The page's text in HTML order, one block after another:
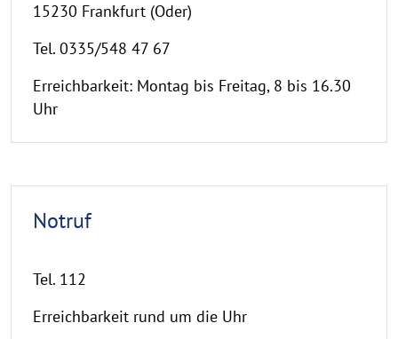
15230 Frankfurt (Oder)
Tel. 0335/548 47 67
Erreichbarkeit: Montag bis Freitag, 8 bis 16.30
Uhr
Notruf
Tel. 112
Erreichbarkeit rund um die Uhr